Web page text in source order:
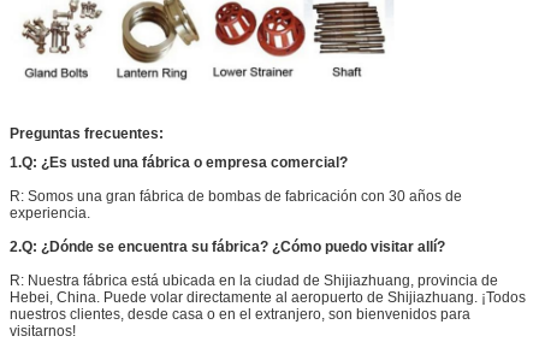
Preguntas frecuentes:
1.Q: ¿Es usted una fábrica o empresa comercial?
R: Somos una gran fábrica de bombas de fabricación con 30 años de
experiencia.
2.Q: ¿Dónde se encuentra su fábrica? ¿Cómo puedo visitar allí?
R: Nuestra fábrica está ubicada en la ciudad de Shijiazhuang, provincia de
Hebei, China. Puede volar directamente al aeropuerto de Shijiazhuang. ¡Todos
nuestros clientes, desde casa o en el extranjero, son bienvenidos para
visitarnos!